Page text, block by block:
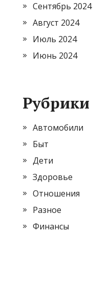
Сентябрь 2024
Август 2024
Июль 2024
Июнь 2024
Рубрики
Автомобили
Быт
Дети
Здоровье
Отношения
Разное
Финансы